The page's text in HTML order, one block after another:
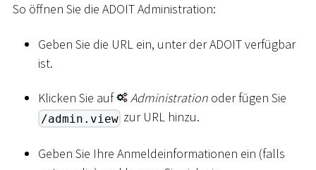
So öffnen Sie die ADOIT Administration:
Geben Sie die URL ein, unter der ADOIT verfügbar
ist.
Klicken Sie auf Administration oder fügen Sie
/admin.view zur URL hinzu.
Geben Sie Ihre Anmeldeinformationen ein (falls